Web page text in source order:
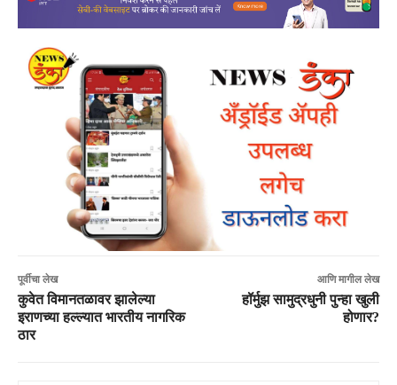
पूर्वीचा लेख
कुवेत विमानतळावर झालेल्या
इराणच्या हल्ल्यात भारतीय नागरिक
ठार
आणि मागील लेख
हॉर्मुझ सामुद्रधुनी पुन्हा खुली
होणार?